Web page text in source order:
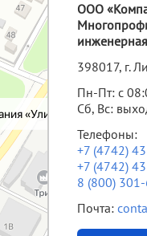
ООО
398017, г.
Пн-Пт: с
Сб, Вс:
Телефоны:
+7 (4742)
+7 (4742)
8 (800)
Почта: